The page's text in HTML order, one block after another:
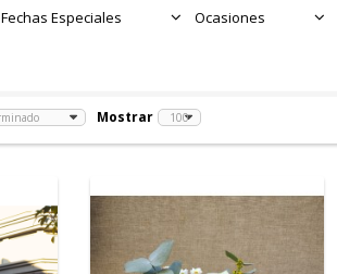
Fechas Especiales Ocasiones
OCASIONES
Mostrar